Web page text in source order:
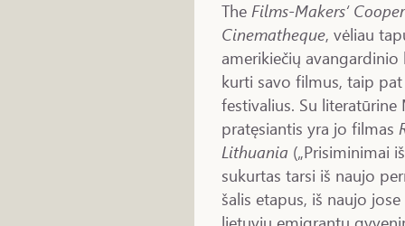
The Films-Makers‘
Cinematheque, vėliau
amerikiečių
kurti savo filmus, taip
festivalius. Su
pratęsiantis yra jo filmas
Lithuania („Prisiminimai
sukurtas tarsi iš naujo
šalis etapus, iš naujo